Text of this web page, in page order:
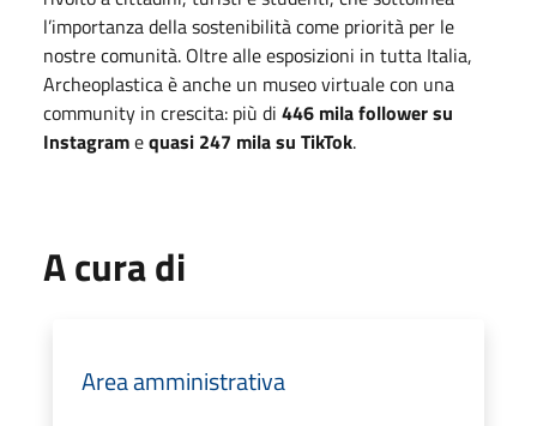
l’importanza della sostenibilità come priorità per le
nostre comunità. Oltre alle esposizioni in tutta Italia,
Archeoplastica è anche un museo virtuale con una
community in crescita: più di 446 mila follower su
Instagramequasi 247 mila su TikTok.
A cura di
Area amministrativa